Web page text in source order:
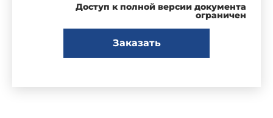
Доступ к полной версии документа
ограничен
Заказать